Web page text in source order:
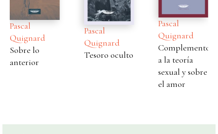
Pascal
Quignard
Sobre lo
anterior
Pascal
Quignard
Tesoro oculto
Pascal
Quignard
Complementos
a la teoría
sexual y sobre
el amor